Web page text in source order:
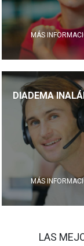
MÁS
DIADEMA
MÁS
LAS